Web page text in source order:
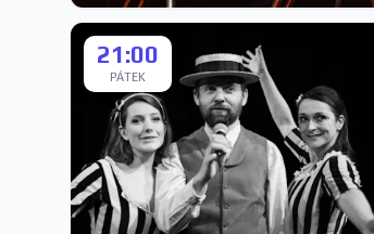
21:00
PÁTEK